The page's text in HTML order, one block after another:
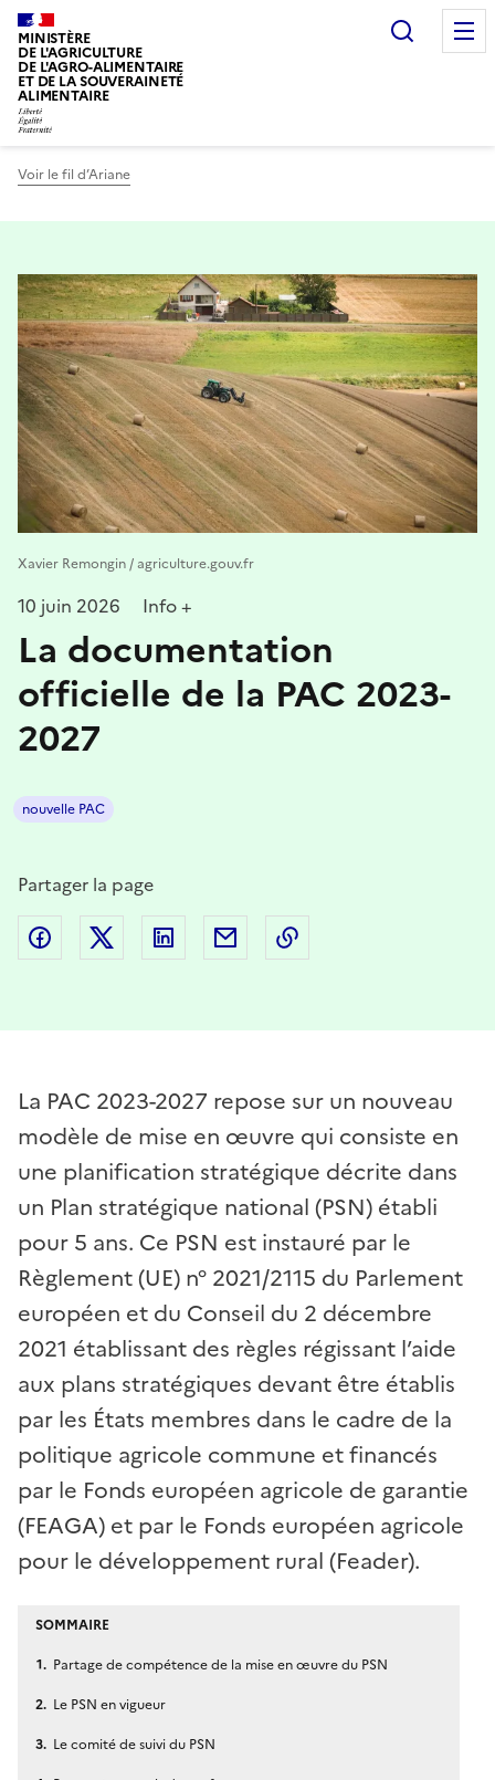
MINISTÈRE
DE L'AGRICULTURE
DE L'AGRO-ALIMENTAIRE
ET DE LA SOUVERAINETÉ
ALIMENTAIRE
Voir le fil d’Ariane
Xavier Remongin / agriculture.gouv.fr
10 juin 2026 Info +
La documentation
officielle de la PAC 2023-
2027
nouvelle PAC
Partager la page
Partager sur Facebook
Partager sur Twitter
Partager sur LinkedIn
Partager par email
La PAC 2023-2027 repose sur un nouveau
modèle de mise en œuvre qui consiste en
une planification stratégique décrite dans
un Plan stratégique national (PSN) établi
pour 5 ans. Ce PSN est instauré par le
Règlement (UE) n° 2021/2115 du Parlement
européen et du Conseil du 2 décembre
2021 établissant des règles régissant l’aide
aux plans stratégiques devant être établis
par les États membres dans le cadre de la
politique agricole commune et financés
par le Fonds européen agricole de garantie
(FEAGA) et par le Fonds européen agricole
pour le développement rural (Feader).
SOMMAIRE
Partage de compétence de la mise en œuvre du PSN
Le PSN en vigueur
Le comité de suivi du PSN